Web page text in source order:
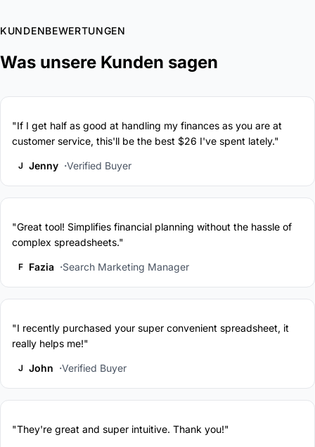
KUNDENBEWERTUNGEN
Was unsere Kunden sagen
"If I get half as good at handling my finances as you are at
customer service, this'll be the best $26 I've spent lately."
J Jenny Verified Buyer
"Great tool! Simplifies financial planning without the hassle of
complex spreadsheets."
F Fazia Search Marketing Manager
"I recently purchased your super convenient spreadsheet, it
really helps me!"
J John Verified Buyer
"They're great and super intuitive. Thank you!"